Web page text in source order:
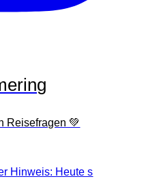
Reisefragen 💚
Hinweis: Heute s